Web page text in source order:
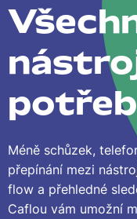
Méně schůzek,
přepínání mezi
flow a přehledné
Caflou vám umožní